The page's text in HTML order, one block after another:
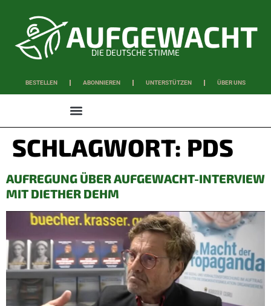
DIE DEUTSCHE STIMME
BESTELLEN ABONNIEREN UNTERSTÜTZEN ÜBER UNS
SCHLAGWORT: PDS
AUFREGUNG ÜBER AUFGEWACHT-INTERVIEW
MIT DIETHER DEHM